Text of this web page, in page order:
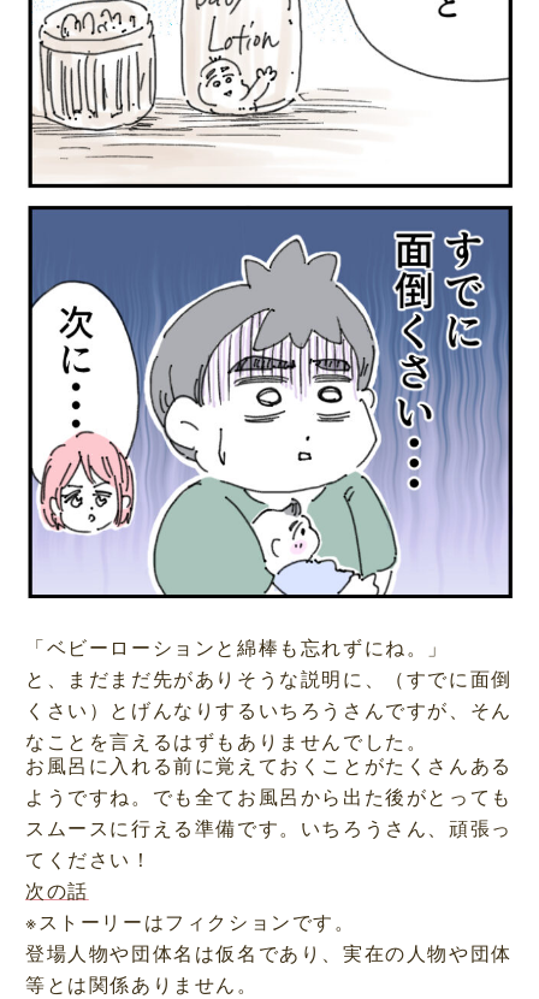
「ベビーローションと綿棒も忘れずにね。」
と、まだまだ先がありそうな説明に、（すでに面倒
くさい）とげんなりするいちろうさんですが、そん
なことを言えるはずもありませんでした。
お風呂に入れる前に覚えておくことがたくさんある
ようですね。でも全てお風呂から出た後がとっても
スムースに行える準備です。いちろうさん、頑張っ
てください！
次の話
※ストーリーはフィクションです。
登場人物や団体名は仮名であり、実在の人物や団体
等とは関係ありません。